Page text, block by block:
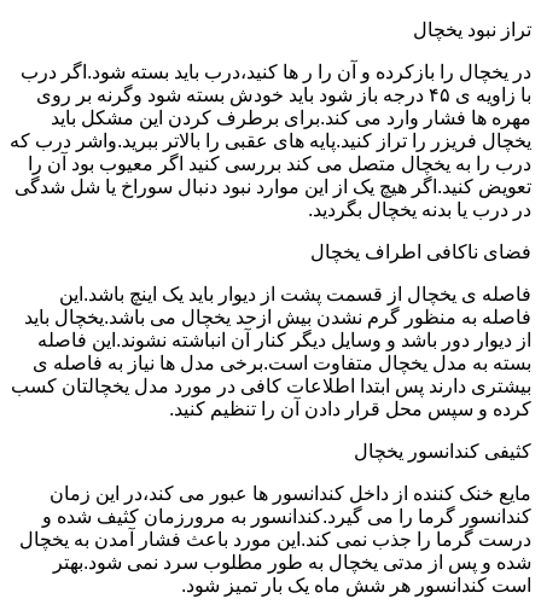
تراز نبود یخچال
در یخچال را بازکرده و آن را ر ها کنید،درب باید بسته شود.اگر درب
با زاویه ی ۴۵ درجه باز شود باید خودش بسته شود وگرنه بر روی
مهره ها فشار وارد می کند.برای برطرف کردن این مشکل باید
یخچال فریزر را تراز کنید.پایه های عقبی را بالاتر ببرید.واشر درب که
درب را به یخچال متصل می کند بررسی کنید اگر معیوب بود آن را
تعویض کنید.اگر هیچ یک از این موارد نبود دنبال سوراخ یا شل شدگی
در درب یا بدنه یخچال بگردید.
فضای ناکافی اطراف یخچال
فاصله ی یخچال از قسمت پشت از دیوار باید یک اینچ باشد.این
فاصله به منظور گرم نشدن بیش ازحد یخچال می باشد.یخچال باید
از دیوار دور باشد و وسایل دیگر کنار آن انباشته نشوند.این فاصله
بسته به مدل یخچال متفاوت است.برخی مدل ها نیاز به فاصله ی
بیشتری دارند پس ابتدا اطلاعات کافی در مورد مدل یخچالتان کسب
کرده و سپس محل قرار دادن آن را تنظیم کنید.
کثیفی کندانسور یخچال
مایع خنک کننده از داخل کندانسور ها عبور می کند،در این زمان
کندانسور گرما را می گیرد.کندانسور به مرورزمان کثیف شده و
درست گرما را جذب نمی کند.این مورد باعث فشار آمدن به یخچال
شده و پس از مدتی یخچال به طور مطلوب سرد نمی شود.بهتر
است کندانسور هر شش ماه یک بار تمیز شود.